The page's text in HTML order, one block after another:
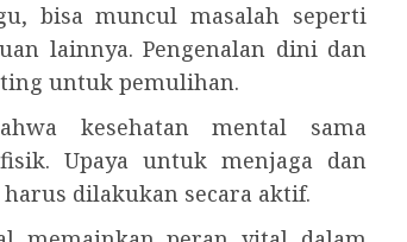
bisa muncul masalah seperti
lainnya. Pengenalan dini dan
untuk pemulihan.
kesehatan mental sama
Upaya untuk menjaga dan
dilakukan secara aktif.